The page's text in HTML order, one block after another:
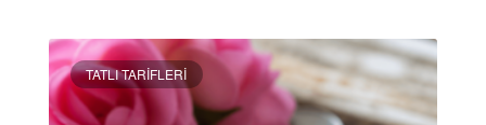
TATLI TARIFLERI